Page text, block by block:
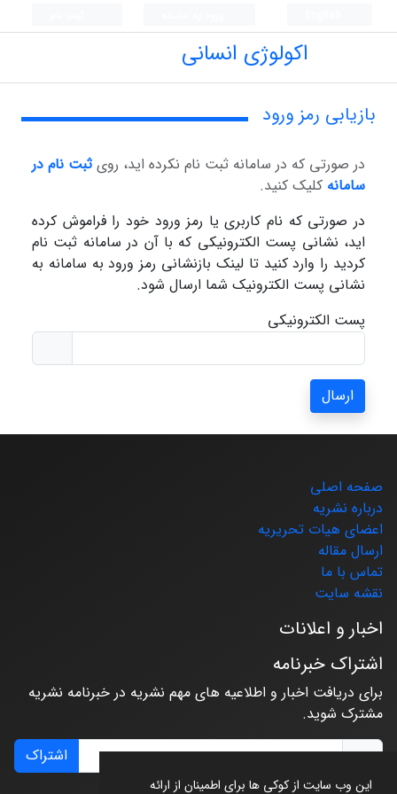
این وب سایت از کوکی ها برای اطمینان از ارائه
اکولوژی انسانی
بازیابی رمز ورود
در صورتی که در سامانه ثبت نام نکرده اید، روی ثبت نام در
سامانه کلیک کنید.
در صورتی که نام کاربری یا رمز ورود خود را فراموش کرده
اید، نشانی پست الکترونیکی که با آن در سامانه ثبت نام
کردید را وارد کنید تا لینک بازنشانی رمز ورود به سامانه به
نشانی پست الکترونیک شما ارسال شود.
پست الکترونیکی
ارسال
صفحه اصلی
درباره نشریه
اعضای هیات تحریریه
ارسال مقاله
تماس با ما
نقشه سایت
اخبار و اعلانات
اشتراک خبرنامه
برای دریافت اخبار و اطلاعیه های مهم نشریه در خبرنامه نشریه
مشترک شوید.
اشتراک